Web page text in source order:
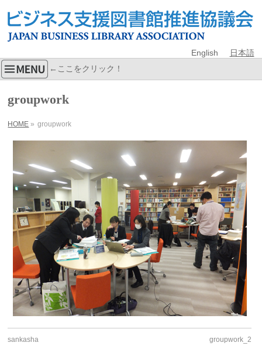
English 日本語
←ここをクリック！
groupwork
HOME » groupwork
sankasha groupwork_2